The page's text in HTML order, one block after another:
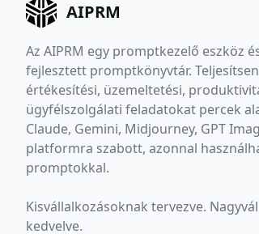
AIPRM
Az AIPRM egy promptkezelő eszköz
fejlesztett promptkönyvtár.
értékesítési, üzemeltetési,
ügyfélszolgálati feladatokat percek
Claude, Gemini, Midjourney, GPT
platformra szabott, azonnal
promptokkal.
Kisvállalkozásoknak tervezve.
kedvelve.